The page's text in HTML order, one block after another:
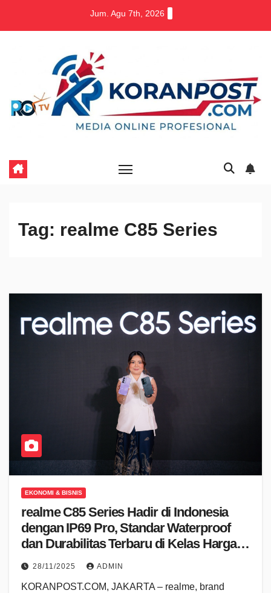
Jum. Agu 7th, 2026
Tag: realme C85 Series
EKONOMI & BISNIS
realme C85 Series Hadir di Indonesia
dengan IP69 Pro, Standar Waterproof
dan Durabilitas Terbaru di Kelas Harga 2
& 3 Jutaan
28/11/2025 ADMIN
KORANPOST.COM, JAKARTA – realme, brand